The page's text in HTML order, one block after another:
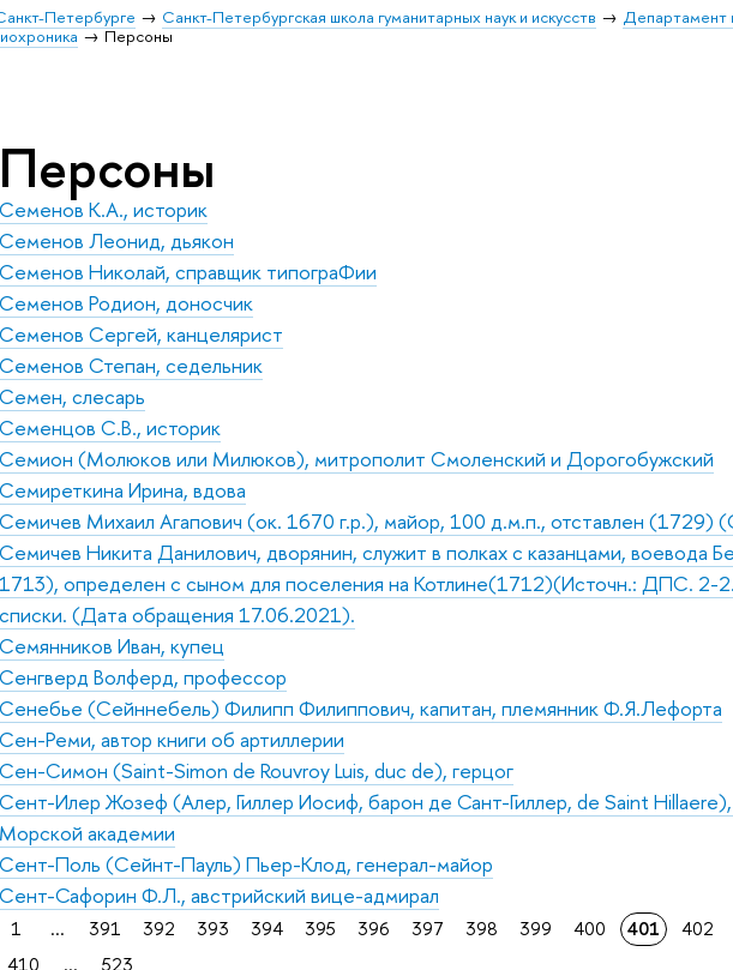
Петербурге Санкт-Петербургская школа гуманитарных наук и искусств Департамент
Персоны
Персоны
Семенов К.А., историк
Семенов Леонид, дьякон
Семенов Николай, справщик типограФии
Семенов Родион, доносчик
Семенов Сергей, канцелярист
Семенов Степан, седельник
Семен, слесарь
Семенцов С.В., историк
Семион (Молюков или Милюков), митрополит Смоленский и Дорогобужский
Семиреткина Ирина, вдова
Семичев Михаил Агапович (ок. 1670 г.р.), майор, 100 д.м.п., отставлен (1729)
Семичев Никита Данилович, дворянин, служит в полках с казанцами, воевода
1713), определен с сыном для поселения на Котлине(1712)(Источн.: ДПС. 2-
списки. (Дата обращения 17.06.2021).
Семянников Иван, купец
Сенгверд Волферд, профессор
Сенебье (Сейннебель) Филипп Филиппович, капитан, племянник Ф.Я.Лефорта
Сен-Реми, автор книги об артиллерии
Сен-Симон (Saint-Simon de Rouvroy Luis, duc de), герцог
Сент-Илер Жозеф (Алер, Гиллер Иосиф, барон де Сант-Гиллер, de Saint
Морской академии
Сент-Поль (Сейнт-Пауль) Пьер-Клод, генерал-майор
Сент-Сафорин Ф.Л., австрийский вице-адмирал
1 ... 391 392 393 394 395 396 397 398 399 400 401 402
410
... 523